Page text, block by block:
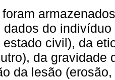
dados do
estado civil), da
da gravidade
da lesão